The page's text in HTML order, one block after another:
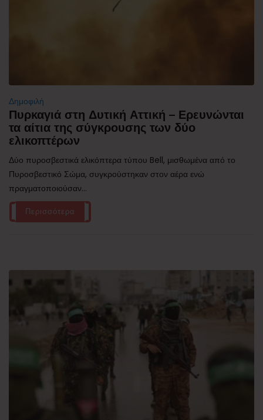
Δημοφιλή
Πυρκαγιά στη Δυτική Αττική – Ερευνώνται
τα αίτια της σύγκρουσης των δύο
ελικοπτέρων
Δύο πυροσβεστικά ελικόπτερα τύπου Bell, μισθωμένα από το
Πυροσβεστικό Σώμα, συγκρούστηκαν στον αέρα ενώ
πραγματοποιούσαν...
Περισσότερα